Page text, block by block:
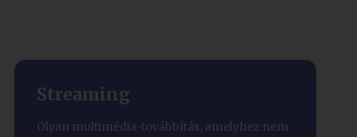
Streaming
Olyan multimédia-továbbítás, amelyhez nem